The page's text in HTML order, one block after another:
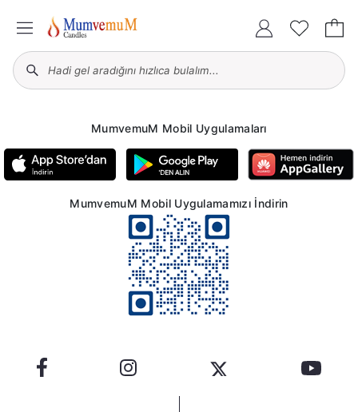
MumvemuM Mobil Uygulamaları
MumvemuM Mobil Uygulamamızı İndirin